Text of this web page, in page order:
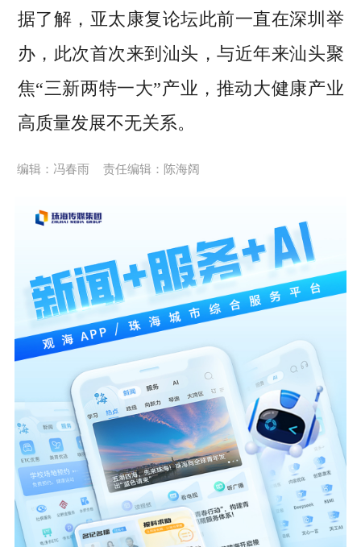
据了解，亚太康复论坛此前一直在深圳举
办，此次首次来到汕头，与近年来汕头聚
焦“三新两特一大”产业，推动大健康产业
高质量发展不无关系。
编辑：冯春雨 责任编辑：陈海阔